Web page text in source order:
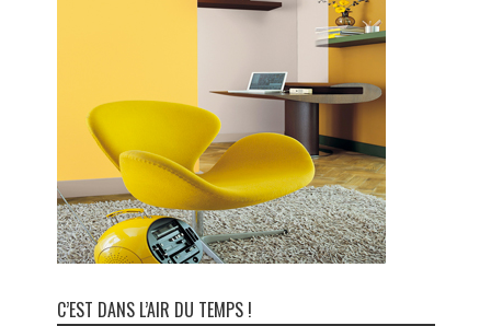
C’EST DANS L’AIR DU TEMPS !